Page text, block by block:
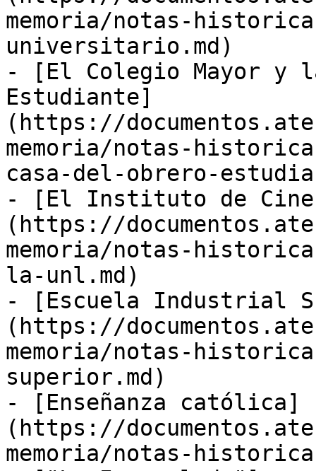
memoria/notas-
universitario.md)
- [El Colegio Mayor y
Estudiante]
(https://
memoria/notas-
casa-del-obrero-
- [El Instituto de Cine
(https://
memoria/notas-
la-unl.md)
- [Escuela Industrial
(https://
memoria/notas-
superior.md)
- [Enseñanza católica]
(https://
memoria/notas-